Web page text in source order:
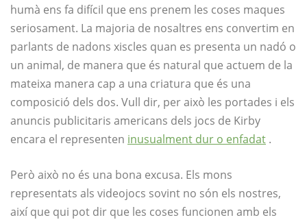
humà ens fa difícil que ens prenem les coses maques
seriosament. La majoria de nosaltres ens convertim en
parlants de nadons xiscles quan es presenta un nadó o
un animal, de manera que és natural que actuem de la
mateixa manera cap a una criatura que és una
composició dels dos. Vull dir, per això les portades i els
anuncis publicitaris americans dels jocs de Kirby
encara el representen inusualment dur o enfadat .
Però això no és una bona excusa. Els mons
representats als videojocs sovint no són els nostres,
així que qui pot dir que les coses funcionen amb els